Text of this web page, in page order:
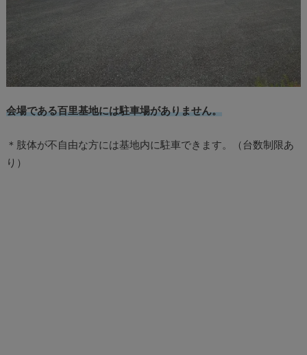
会場である百里基地には駐車場がありません。
＊肢体が不自由な方には基地内に駐車できます。（台数制限あ
り）